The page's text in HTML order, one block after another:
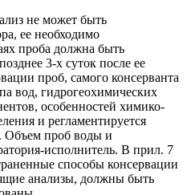
не может быть
ее необходимо
проба должна быть
3-х суток после ее
проб, самого консерванта
вод, гидрогеохимических
особенностей химико-
и регламентируется
проб воды и
исполнитель. В прил. 7
способы консервации
анализы, должны быть